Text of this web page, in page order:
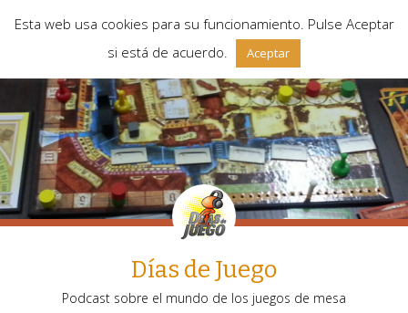
Días de Juego
Podcast sobre el mundo de los juegos de mesa
Esta web usa cookies para su funcionamiento. Pulse Aceptar
si está de acuerdo.
Aceptar